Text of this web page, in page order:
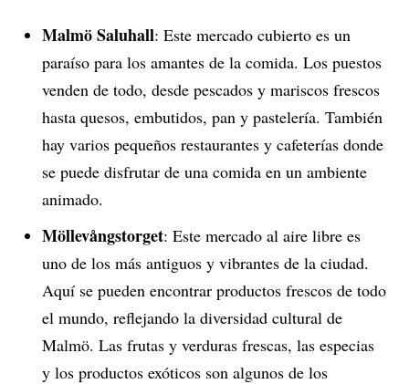
Malmö Saluhall: Este mercado cubierto es un
paraíso para los amantes de la comida. Los puestos
venden de todo, desde pescados y mariscos frescos
hasta quesos, embutidos, pan y pastelería. También
hay varios pequeños restaurantes y cafeterías donde
se puede disfrutar de una comida en un ambiente
animado.
Möllevångstorget: Este mercado al aire libre es
uno de los más antiguos y vibrantes de la ciudad.
Aquí se pueden encontrar productos frescos de todo
el mundo, reflejando la diversidad cultural de
Malmö. Las frutas y verduras frescas, las especias
y los productos exóticos son algunos de los